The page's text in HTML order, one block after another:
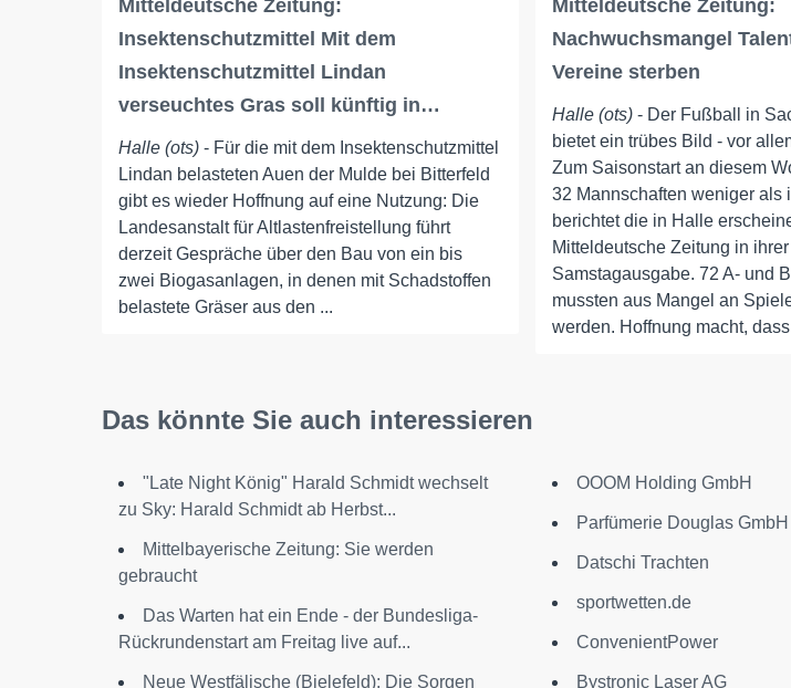
Mitteldeutsche Zeitung:
Insektenschutzmittel Mit dem
Insektenschutzmittel Lindan
verseuchtes Gras soll künftig in…
Halle (ots) - Für die mit dem Insektenschutzmittel
Lindan belasteten Auen der Mulde bei Bitterfeld
gibt es wieder Hoffnung auf eine Nutzung: Die
Landesanstalt für Altlastenfreistellung führt
derzeit Gespräche über den Bau von ein bis
zwei Biogasanlagen, in denen mit Schadstoffen
belastete Gräser aus den ...
Mitteldeutsche Zeitung:
Nachwuchsmangel
Vereine sterben
Halle (ots)- Der Fußball in
bietet ein trübes Bild - vor
Zum Saisonstart an diesem
32 Mannschaften weniger als
berichtet die in Halle
Mitteldeutsche Zeitung in ihrer
Samstagausgabe. 72 A- und
mussten aus Mangel an
werden. Hoffnung macht,
Das könnte Sie auch interessieren
"Late Night König" Harald Schmidt wechselt
zu Sky: Harald Schmidt ab Herbst...
Mittelbayerische Zeitung: Sie werden
gebraucht
Das Warten hat ein Ende - der Bundesliga-
Rückrundenstart am Freitag live auf...
Neue Westfälische (Bielefeld): Die Sorgen
OOOM Holding GmbH
Parfümerie Douglas GmbH
Datschi Trachten
sportwetten.de
ConvenientPower
Bystronic Laser AG